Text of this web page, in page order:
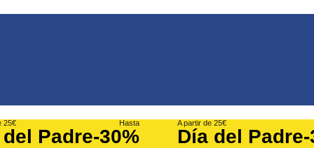
25€
Padre
Hasta
-30%
A partir de 25€
Día del Padre